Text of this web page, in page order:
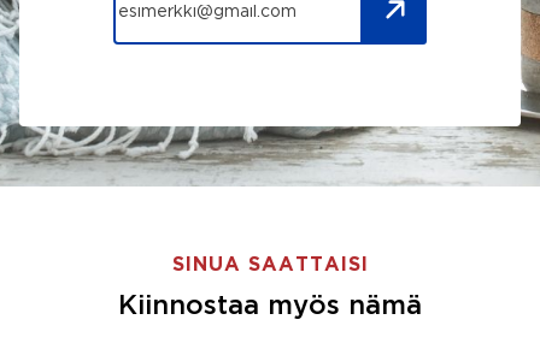
SINUA SAATTAISI
Kiinnostaa myös nämä